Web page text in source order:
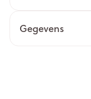
Gegevens